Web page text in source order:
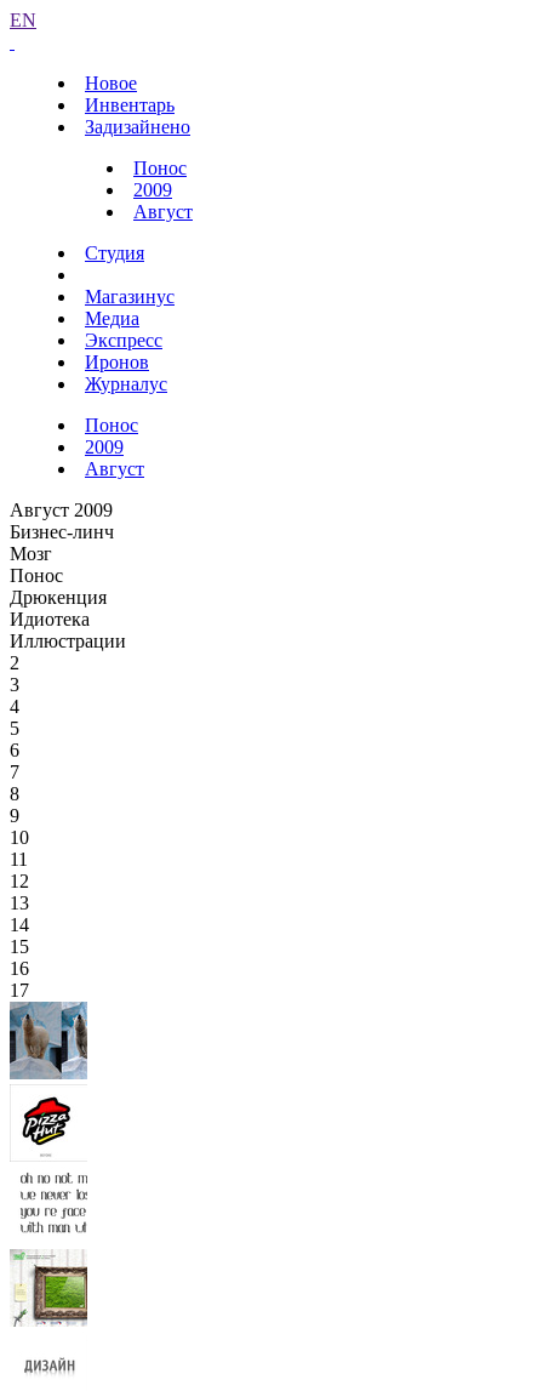
EN
Новое
Инвентарь
Задизайнено
Понос
2009
Август
Студия
Магазинус
Медиа
Экспресс
Иронов
Журналус
Понос
2009
Август
Август 2009
Бизнес-линч
Мозг
Понос
Дрюкенция
Идиотека
Иллюстрации
2
3
4
5
6
7
8
9
10
11
12
13
14
15
16
17